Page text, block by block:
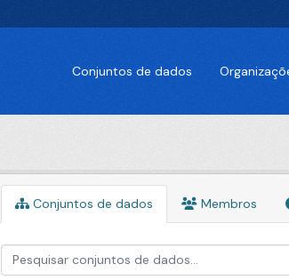
Conjuntos de dados
Conjuntos de dados Membros